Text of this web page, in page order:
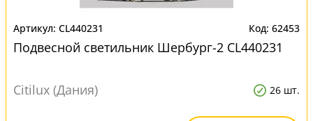
CL440231 62453
Подвесной светильник Шербург-2 CL440231
Citilux (Дания) 26 шт.